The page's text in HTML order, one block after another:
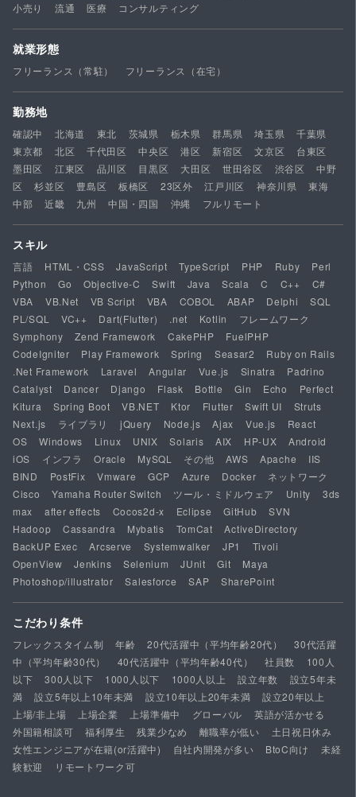
小売り
流通 医療 コンサルティング
就業形態
フリーランス（常駐） フリーランス（在宅）
勤務地
確認中 北海道 東北 茨城県 栃木県 群馬県 埼玉県
千葉県
東京都
北区 千代田区 中央区 港区 新宿区 文京区
台東区
墨田区
江東区 品川区 目黒区 大田区 世田谷区 渋谷区
中野
区
杉並区 豊島区 板橋区 23区外 江戸川区 神奈川県
東海
中部
近畿 九州 中国・四国 沖縄 フルリモート
スキル
言語 HTML・CSS JavaScript TypeScript PHP Ruby
Perl
Python
Go Objective-C Swift Java Scala C C++
C#
VBA
VB.Net VB Script VBA COBOL ABAP Delphi
SQL
PL/SQL
VC++ Dart(Flutter) .net Kotlin
フレームワーク
Symphony
Zend Framework CakePHP
FuelPHP
CodeIgniter
Play Framework Spring Seasar2
Ruby on Rails
.Net Framework
Laravel Angular Vue.js Sinatra
Padrino
Catalyst
Dancer Django Flask Bottle Gin Echo
Perfect
Kitura
Spring Boot VB.NET Ktor Flutter Swift UI
Struts
Next.js
ライブラリ jQuery Node.js Ajax Vue.js
React
OS
Windows Linux UNIX Solaris AIX HP-UX
Android
iOS
インフラ Oracle MySQL その他 AWS Apache
IIS
BIND
PostFix Vmware GCP Azure Docker
ネットワーク
Cisco
Yamaha Router Switch ツール・ミドルウェア Unity
3ds
max
after effects Cocos2d-x Eclipse GitHub
SVN
Hadoop
Cassandra Mybatis TomCat
ActiveDirectory
BackUP Exec
Arcserve Systemwalker JP1
Tivoli
OpenView
Jenkins Selenium JUnit Git
Maya
Photoshop/illustrator
Salesforce SAP SharePoint
こだわり条件
フレックスタイム制 年齢 20代活躍中（平均年齢20代）
30代活躍
中（平均年齢30代）
40代活躍中（平均年齢40代） 社員数
100人
以下
300人以下 1000人以下 1000人以上 設立年数
設立5年未
満
設立5年以上10年未満 設立10年以上20年未満
設立20年以上
上場/非上場
上場企業 上場準備中 グローバル
英語が活かせる
外国籍相談可
福利厚生 残業少なめ 離職率が低い
土日祝日休み
女性エンジニアが在籍(or活躍中)
自社内開発が多い BtoC向け
未経
験歓迎
リモートワーク可